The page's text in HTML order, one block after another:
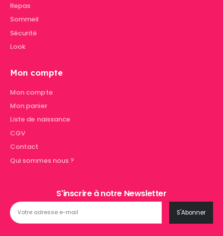
Repas
Sommeil
Sécurité
Look
Mon compte
Mon compte
Mon panier
Liste de naissance
CGV
Contact
Qui sommes nous ?
S'inscrire à notre Newsletter